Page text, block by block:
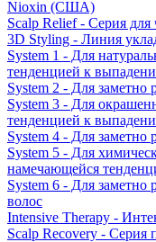
Nioxin (США)
Scalp Relief - Серия
3D Styling - Линия
System 1 - Для
тенденцией к
System 2 - Для
System 3 - Для
тенденцией к
System 4 - Для
System 5 - Для
намечающейся
System 6 - Для
волос
Intensive Therapy -
Scalp Recovery - Серия